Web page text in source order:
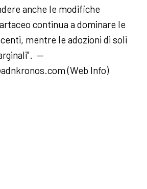
anche le modifiche
continua a dominare le
mentre le adozioni di soli
—
(Web Info)